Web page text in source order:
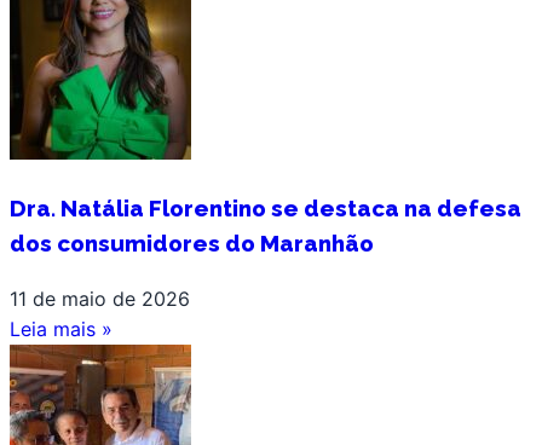
Dra. Natália Florentino se destaca na defesa
dos consumidores do Maranhão
11 de maio de 2026
Leia mais »